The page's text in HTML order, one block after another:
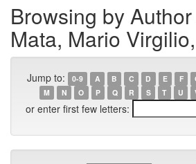
Browsing by
Mata, Mario
Jump to: 0-9 A B C D E F
M
N O P Q R S T U
or enter first few letters: